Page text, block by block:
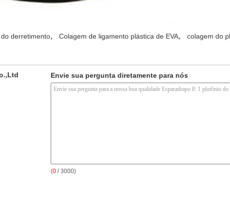
derretimento, Colagem de ligamento plástica de EVA, colagem do
Envie sua pergunta diretamente para nós
(0 / 3000)